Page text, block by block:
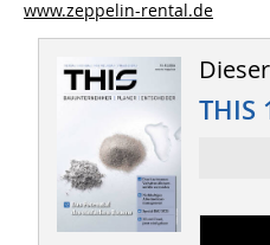
www.zeppelin-rental.de
THIS